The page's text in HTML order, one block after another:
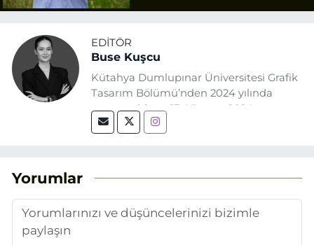
EDITÖR
Buse Kuşcu
Kütahya Dumlupınar Üniversitesi Grafik
Tasarım Bölümü’nden 2024 yılında
mezun oldum. 17 Ağustos 2024
tarihinde, Grafik Tasarım alanında staj
adım attım.
Yorumlar